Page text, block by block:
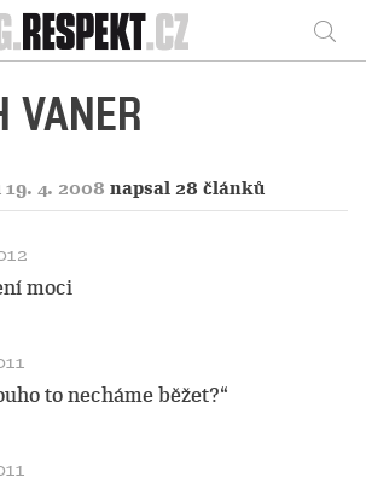
Respekt
VANER
19. 4. 2008 napsal 28 článků
moci
to necháme běžet?“